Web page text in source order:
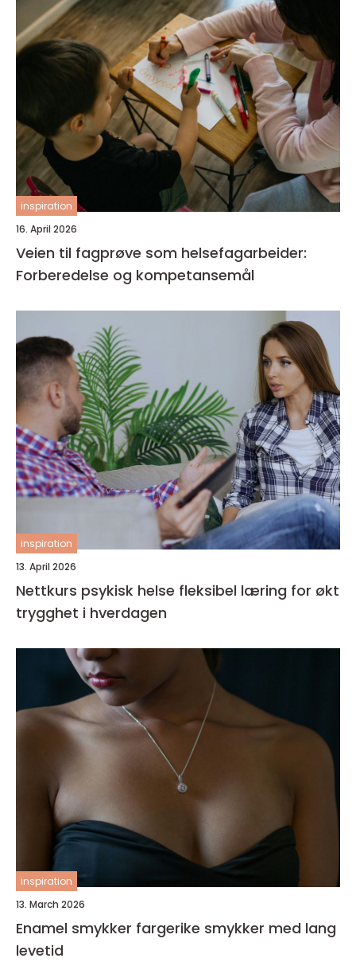
inspiration
16. April 2026
Veien til fagprøve som helsefagarbeider:
Forberedelse og kompetansemål
inspiration
13. April 2026
Nettkurs psykisk helse fleksibel læring for økt
trygghet i hverdagen
inspiration
13. March 2026
Enamel smykker fargerike smykker med lang
levetid